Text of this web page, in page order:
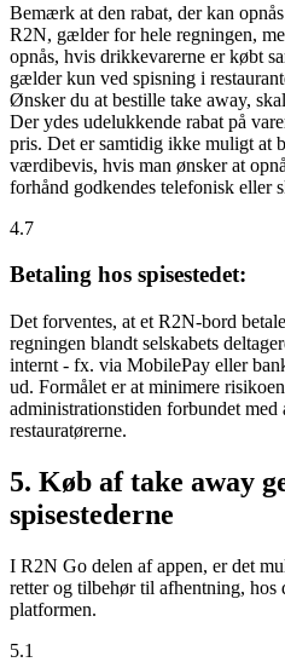
Bemærk at den rabat, der kan
R2N, gælder for hele regningen,
opnås, hvis drikkevarerne er købt
gælder kun ved spisning i
Ønsker du at bestille take away,
Der ydes udelukkende rabat på
pris. Det er samtidig ikke muligt at
værdibevis, hvis man ønsker at
forhånd godkendes telefonisk eller
4.7
Betaling hos spisestedet:
Det forventes, at et R2N-bord
regningen blandt selskabets
internt - fx. via MobilePay eller
ud. Formålet er at minimere
administrationstiden forbundet
restauratørerne.
5. Køb af take away
spisestederne
I R2N Go delen af appen, er det
retter og tilbehør til afhentning, hos
platformen.
5.1